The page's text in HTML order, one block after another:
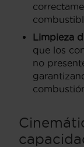
Limpieza
que los
no